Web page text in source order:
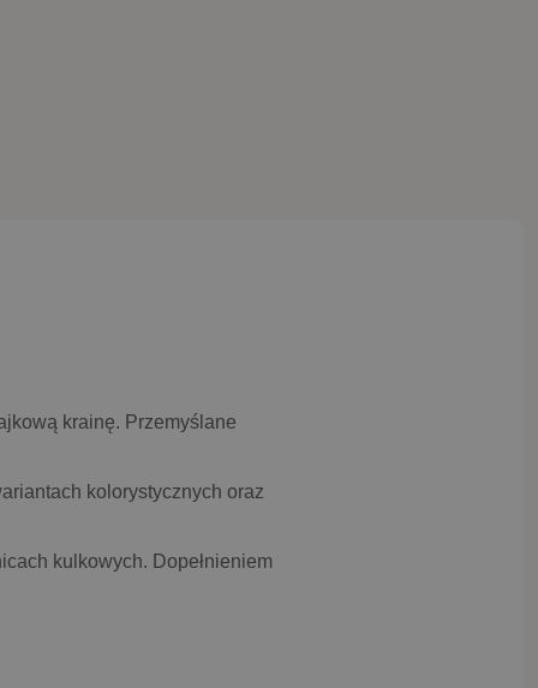
krainę. Przemyślane
kolorystycznych oraz
kulkowych. Dopełnieniem